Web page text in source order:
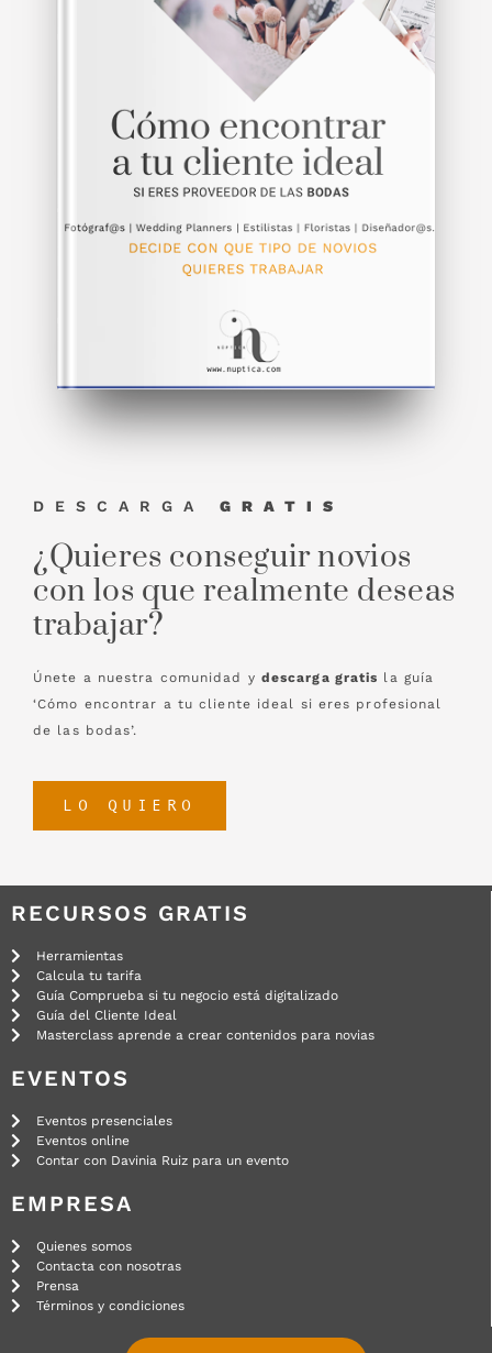
DESCARGA GRATIS
¿Quieres conseguir novios
con los que realmente deseas
trabajar?
Únete a nuestra comunidad y descarga gratis la guía
‘Cómo encontrar a tu cliente ideal si eres profesional
de las bodas’.
LO QUIERO
RECURSOS GRATIS
Herramientas
Calcula tu tarifa
Guía Comprueba si tu negocio está digitalizado
Guía del Cliente Ideal
Masterclass aprende a crear contenidos para novias
EVENTOS
Eventos presenciales
Eventos online
Contar con Davinia Ruiz para un evento
EMPRESA
Quienes somos
Contacta con nosotras
Prensa
Términos y condiciones